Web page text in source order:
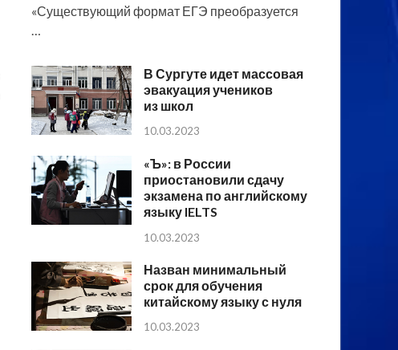
«Существующий формат ЕГЭ преобразуется
В Сургуте идет массовая
эвакуация учеников
из школ
10.03.2023
«Ъ»: в России
приостановили сдачу
экзамена по английскому
языку IELTS
10.03.2023
Назван минимальный
срок для обучения
китайскому языку с нуля
10.03.2023